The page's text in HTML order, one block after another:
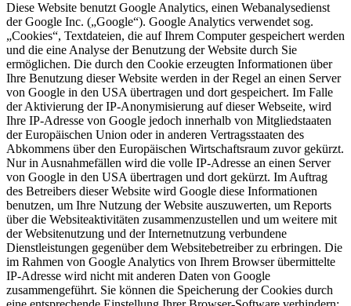
Diese Website benutzt Google Analytics, einen Webanalysedienst
der Google Inc. („Google“). Google Analytics verwendet sog.
„Cookies“, Textdateien, die auf Ihrem Computer gespeichert werden
und die eine Analyse der Benutzung der Website durch Sie
ermöglichen. Die durch den Cookie erzeugten Informationen über
Ihre Benutzung dieser Website werden in der Regel an einen Server
von Google in den USA übertragen und dort gespeichert. Im Falle
der Aktivierung der IP-Anonymisierung auf dieser Webseite, wird
Ihre IP-Adresse von Google jedoch innerhalb von Mitgliedstaaten
der Europäischen Union oder in anderen Vertragsstaaten des
Abkommens über den Europäischen Wirtschaftsraum zuvor gekürzt.
Nur in Ausnahmefällen wird die volle IP-Adresse an einen Server
von Google in den USA übertragen und dort gekürzt. Im Auftrag
des Betreibers dieser Website wird Google diese Informationen
benutzen, um Ihre Nutzung der Website auszuwerten, um Reports
über die Websiteaktivitäten zusammenzustellen und um weitere mit
der Websitenutzung und der Internetnutzung verbundene
Dienstleistungen gegenüber dem Websitebetreiber zu erbringen. Die
im Rahmen von Google Analytics von Ihrem Browser übermittelte
IP-Adresse wird nicht mit anderen Daten von Google
zusammengeführt. Sie können die Speicherung der Cookies durch